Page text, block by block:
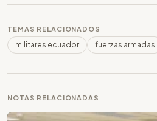
TEMAS RELACIONADOS
militares ecuador fuerzas armadas
NOTAS RELACIONADAS